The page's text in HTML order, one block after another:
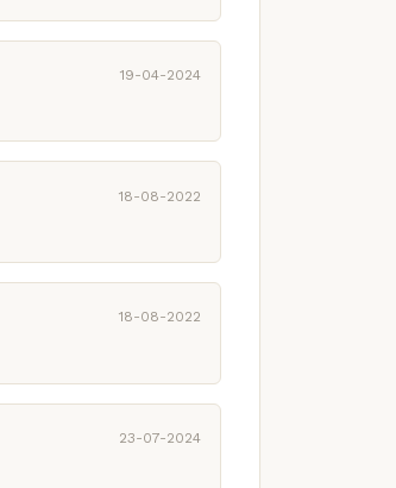
19-04-2024
18-08-2022
18-08-2022
23-07-2024